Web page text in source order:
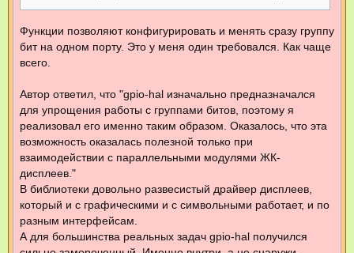
Функции позволяют конфигурировать и менять сразу группу
бит на одном порту. Это у меня один требовался. Как чаще
всего.
Автор ответил, что "gpio-hal изначально предназначался
для упрощения работы с группами битов, поэтому я
реализовал его именно таким образом. Оказалось, что эта
возможность оказалась полезной только при
взаимодействии с параллельными модулями ЖК-
дисплеев."
В библиотеки довольно развесистый драйвер дисплеев,
который и с графическими и с символьными работает, и по
разным интерфейсам.
А для большинства реальных задач gpio-hal получился